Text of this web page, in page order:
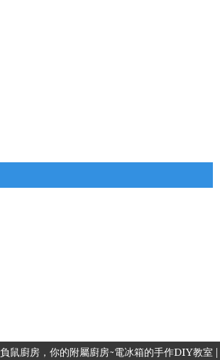
負鼠廚房，你的附屬廚房~電冰箱的手作DIY教室